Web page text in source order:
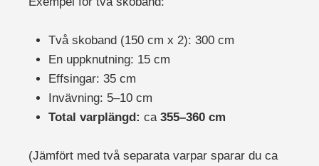
Två skoband (150 cm x 2): 300 cm
En uppknutning: 15 cm
Effsingar: 35 cm
Invävning: 5–10 cm
Total varplängd: ca 355–360 cm
(Jämfört med två separata varpar sparar du ca